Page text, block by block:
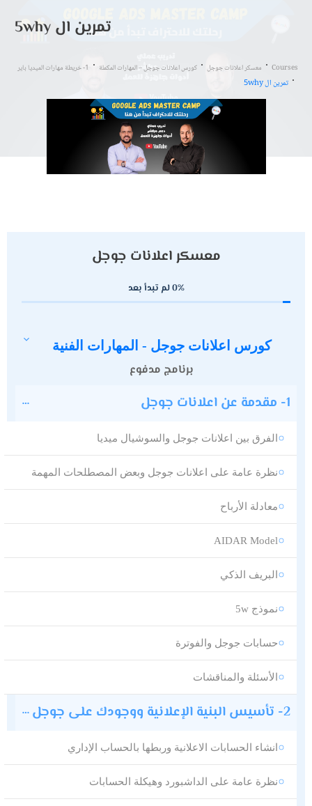
تمرين ال 5why
Courses معسكر اعلانات جوجل كورس اعلانات جوجل – المهارات المكملة 1- خريطة مهارات الميديا باير
تمرين ال 5why
معسكر اعلانات جوجل
0%لم تبدأ بعد
كورس اعلانات جوجل - المهارات الفنية
برنامج مدفوع
1- مقدمة عن اعلانات جوجل
الفرق بين اعلانات جوجل والسوشيال ميديا
نظرة عامة على اعلانات جوجل وبعض المصطلحات المهمة
معادلة الأرباح
AIDAR Model
البريف الذكي
نموذج 5w
حسابات جوجل والفوترة
الأسئلة والمناقشات
2- تأسيس البنية الإعلانية ووجودك على جوجل
انشاء الحسابات الاعلانية وربطها بالحساب الإداري
نظرة عامة على الداشبورد وهيكلة الحسابات